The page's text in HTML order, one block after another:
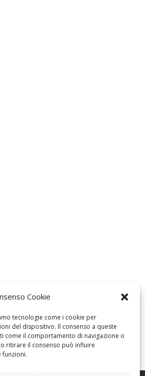
Cookie
tecnologie come i cookie per
del dispositivo. Il consenso a queste
come il comportamento di navigazione o
ritirare il consenso può influire
funzioni.